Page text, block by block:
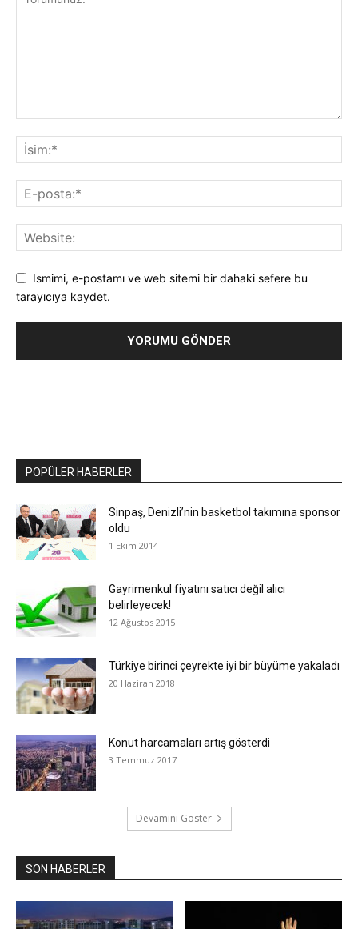
Ismimi, e-postamı ve web sitemi bir dahaki sefere bu
tarayıcıya kaydet.
POPÜLER HABERLER
Sinpaş, Denizli’nin basketbol takımına sponsor
oldu
1 Ekim 2014
Gayrimenkul fiyatını satıcı değil alıcı
belirleyecek!
12 Ağustos 2015
Türkiye birinci çeyrekte iyi bir büyüme yakaladı
20 Haziran 2018
Konut harcamaları artış gösterdi
3 Temmuz 2017
Devamını Göster
SON HABERLER